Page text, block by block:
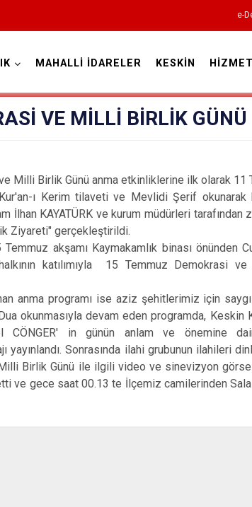
e-
Bahşili
Çelebi
Karakeçili
Keskin
Sulakyurt
Yahşihan
MAHALLİ İDARELER KESKİN
VE MİLLİ BİRLİK GÜNÜ
Birlik Günü anma etkinliklerine ilk olarak 11
ı Kerim tilaveti ve Mevlidi Şerif okunarak
KAYATÜRK ve kurum müdürleri tarafından
Ziyareti" gerçekleştirildi.
akşamı Kaymakamlık binası önünden
katılımıyla 15 Temmuz Demokrasi
programı ise aziz şehitlerimiz için saygı
okunmasıyla devam eden programda, Keskin
in günün anlam ve önemine dair
yayınlandı. Sonrasında ilahi grubunun ilahileri
Birlik Günü ile ilgili video ve sinevizyon
ve gece saat 00.13 te İlçemiz camilerinden